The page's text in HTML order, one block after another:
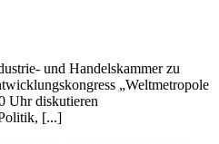
und Handelskammer zu
„Weltmetropole
Uhr diskutieren
[...]